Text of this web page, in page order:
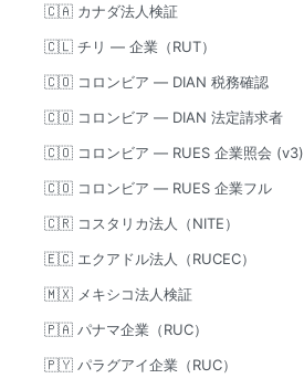
🇨🇦 カナダ法人検証
🇨🇱 チリ — 企業（RUT）
🇨🇴 コロンビア — DIAN 税務確認
🇨🇴 コロンビア — DIAN 法定請求者
🇨🇴 コロンビア — RUES 企業照会 (v3)
🇨🇴 コロンビア — RUES 企業フル
🇨🇷 コスタリカ法人（NITE）
🇪🇨 エクアドル法人（RUCEC）
🇲🇽 メキシコ法人検証
🇵🇦 パナマ企業（RUC）
🇵🇾 パラグアイ企業（RUC）